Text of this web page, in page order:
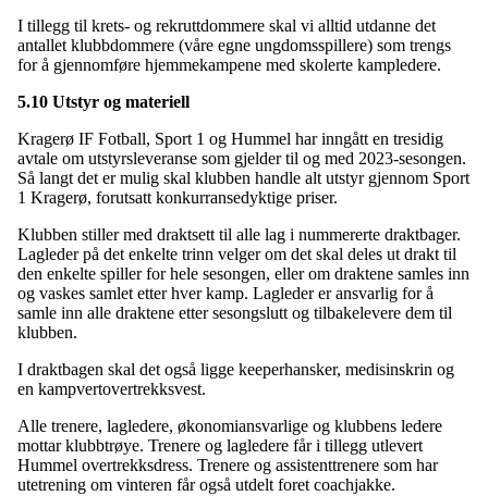
I tillegg til krets- og rekruttdommere skal vi alltid utdanne det
antallet klubbdommere (våre egne ungdomsspillere) som trengs
for å gjennomføre hjemmekampene med skolerte kampledere.
5.10 Utstyr og materiell
Kragerø IF Fotball, Sport 1 og Hummel har inngått en tresidig
avtale om utstyrsleveranse som gjelder til og med 2023-sesongen.
Så langt det er mulig skal klubben handle alt utstyr gjennom Sport
1 Kragerø, forutsatt konkurransedyktige priser.
Klubben stiller med draktsett til alle lag i nummererte draktbager.
Lagleder på det enkelte trinn velger om det skal deles ut drakt til
den enkelte spiller for hele sesongen, eller om draktene samles inn
og vaskes samlet etter hver kamp. Lagleder er ansvarlig for å
samle inn alle draktene etter sesongslutt og tilbakelevere dem til
klubben.
I draktbagen skal det også ligge keeperhansker, medisinskrin og
en kampvertovertrekksvest.
Alle trenere, lagledere, økonomiansvarlige og klubbens ledere
mottar klubbtrøye. Trenere og lagledere får i tillegg utlevert
Hummel overtrekksdress. Trenere og assistenttrenere som har
utetrening om vinteren får også utdelt foret coachjakke.